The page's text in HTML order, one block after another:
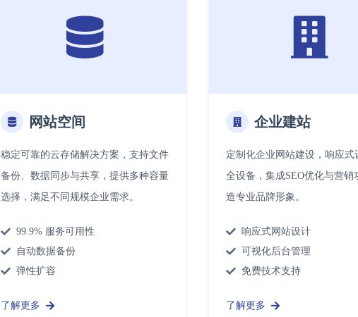
网站空间
稳定可靠的云存储解决方案，支持文件
备份、数据同步与共享，提供多种容量
选择，满足不同规模企业需求。
99.9% 服务可用性
自动数据备份
弹性扩容
了解更多
企业建站
定制化企业网站建设，响应式
全设备，集成SEO优化与营销
造专业品牌形象。
响应式网站设计
可视化后台管理
免费技术支持
了解更多